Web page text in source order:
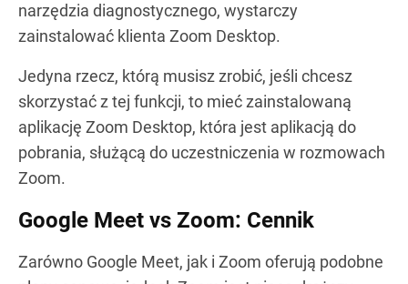
narzędzia diagnostycznego, wystarczy
zainstalować klienta Zoom Desktop.
Jedyna rzecz, którą musisz zrobić, jeśli chcesz
skorzystać z tej funkcji, to mieć zainstalowaną
aplikację Zoom Desktop, która jest aplikacją do
pobrania, służącą do uczestniczenia w rozmowach
Zoom.
Google Meet vs Zoom: Cennik
Zarówno Google Meet, jak i Zoom oferują podobne